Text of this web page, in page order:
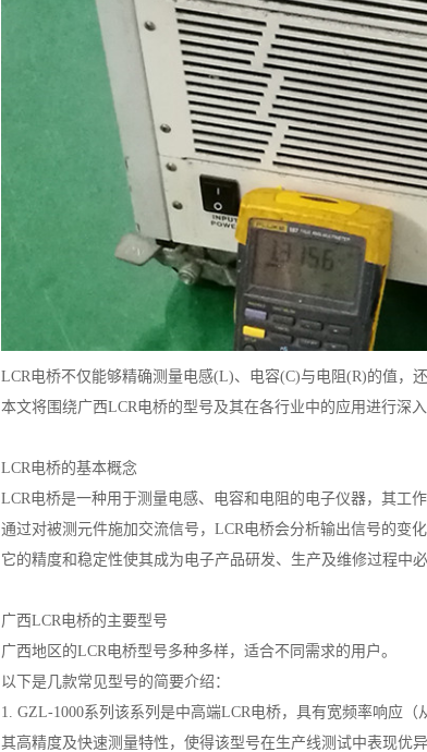
LCR电桥不仅能够精确测量电感(L)、电容(C)与电阻(R)的值，
本文将围绕广西LCR电桥的型号及其在各行业中的应用进行深
LCR电桥的基本概念
LCR电桥是一种用于测量电感、电容和电阻的电子仪器，其工
通过对被测元件施加交流信号，LCR电桥会分析输出信号的变
它的精度和稳定性使其成为电子产品研发、生产及维修过程中
广西LCR电桥的主要型号
广西地区的LCR电桥型号多种多样，适合不同需求的用户。
以下是几款常见型号的简要介绍：
1. GZL-1000系列该系列是中高端LCR电桥，具有宽频率响应（
其高精度及快速测量特性，使得该型号在生产线测试中表现优异